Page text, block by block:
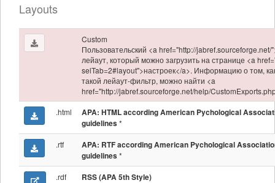
Layouts
Custom
Пользовательский <a href="http://jabref.sourceforge.net/
лейаут, который можно загрузить на странице <a
selTab=2#layout">настроек</a>. Информацию о том,
такой лейаут-фильтр, можно найти <a
href="http://jabref.sourceforge.net/help/
.html
APA: HTML according American Pychological
guidelines *
.rtf
APA: RTF according American Pychological
guidelines *
.rdf RSS (APA 5th Style)